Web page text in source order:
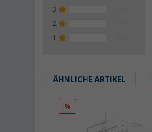
3
2
1
ÄHNLICHE ARTIKEL
%